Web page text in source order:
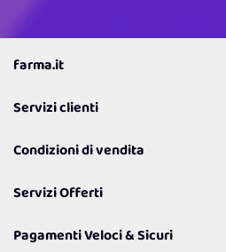
farma.it
Coupon
Lavora con noi
Politiche per la parità di genere
Servizi clienti
Richiamami
Resi
Condizioni di vendita
Spedizioni
Cookie Policy
Servizi Offerti
Pagamenti Veloci & Sicuri